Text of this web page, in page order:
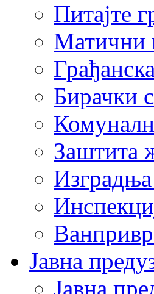
Питајте
Матични
Бирачки
Заштита
Изградња
Јавна
Јавна